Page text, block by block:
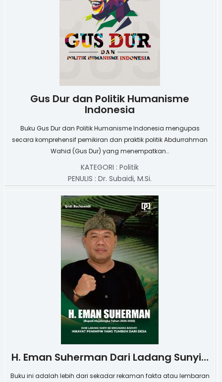
Gus Dur dan Politik Humanisme
Indonesia
Buku Gus Dur dan Politik Humanisme Indonesia mengupas
secara komprehensif pemikiran dan praktik politik Abdurrahman
Wahid (Gus Dur) yang menempatkan…
KATEGORI : Politik
PENULIS : Dr. Subaidi, M.Si.
H. Eman Suherman Dari Ladang Sunyi…
Buku ini adalah lebih dari sekadar rekaman fakta atau lembaran